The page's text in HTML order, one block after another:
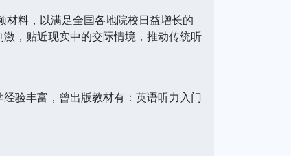
料，以满足全国各地院校日益增长的
，贴近现实中的交际情境，推动传统听
验丰富，曾出版教材有：英语听力入门